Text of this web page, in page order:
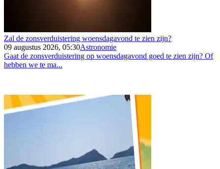
Zal de zonsverduistering woensdagavond te zien zijn?
09 augustus 2026, 05:30Astronomie
Gaat de zonsverduistering op woensdagavond goed te zien zijn? Of
hebben we te ma...